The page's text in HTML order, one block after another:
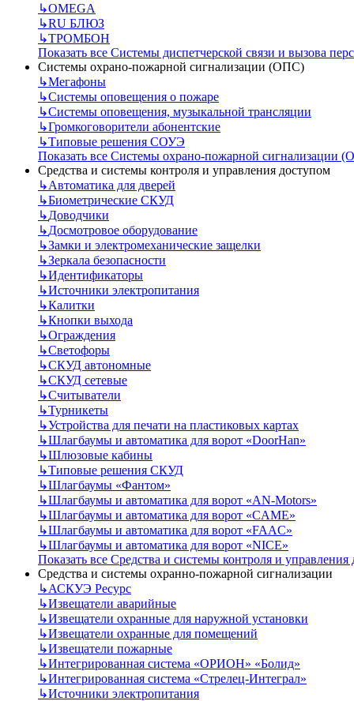
↳OMEGA
↳RU БЛЮЗ
↳ТРОМБОН
Показать все Системы диспетчерской связи и вызова
Системы охрано-пожарной сигнализации (ОПС)
↳Мегафоны
↳Системы оповещения о пожаре
↳Системы оповещения, музыкальной трансляции
↳Громкоговорители абонентские
↳Типовые решения СОУЭ
Показать все Системы охрано-пожарной сигнализации
Средства и системы контроля и управления доступом
↳Автоматика для дверей
↳Биометрические СКУД
↳Доводчики
↳Досмотровое оборудование
↳Замки и электромеханические защелки
↳Зеркала безопасности
↳Идентификаторы
↳Источники электропитания
↳Калитки
↳Кнопки выхода
↳Ограждения
↳Светофоры
↳СКУД автономные
↳СКУД сетевые
↳Считыватели
↳Турникеты
↳Устройства для печати на пластиковых картах
↳Шлагбаумы и автоматика для ворот «DoorHan»
↳Шлюзовые кабины
↳Типовые решения СКУД
↳Шлагбаумы «Фантом»
↳Шлагбаумы и автоматика для ворот «AN-Motors»
↳Шлагбаумы и автоматика для ворот «CAME»
↳Шлагбаумы и автоматика для ворот «FAAC»
↳Шлагбаумы и автоматика для ворот «NICE»
Показать все Средства и системы контроля и управления
Средства и системы охранно-пожарной сигнализации
↳АСКУЭ Ресурс
↳Извещатели аварийные
↳Извещатели охранные для наружной установки
↳Извещатели охранные для помещений
↳Извещатели пожарные
↳Интегрированная система «ОРИОН» «Болид»
↳Интегрированная система «Стрелец-Интеграл»
↳Источники электропитания